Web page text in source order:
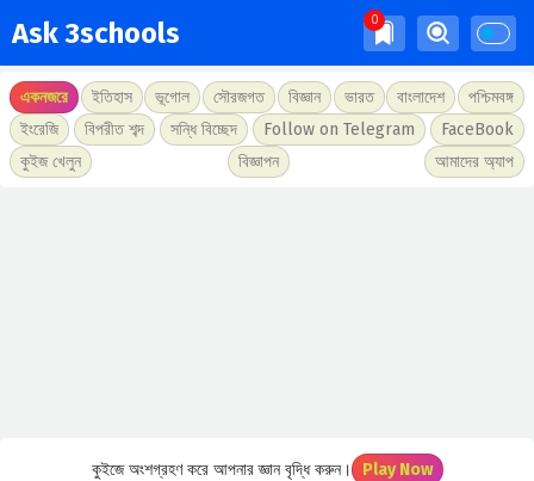
Ask 3schools
একনজরে ইতিহাস ভূগোল সৌরজগত বিজ্ঞান ভারত বাংলাদেশ
পশ্চিমবঙ্গ
ইংরেজি
বিপরীত শব্দ সন্ধি বিচ্ছেদ Follow on Telegram
FaceBook
কুইজ খেলুন
বিজ্ঞাপন আমাদের অ্যাপ
কুইজে অংশগ্রহণ করে আপনার জ্ঞান বৃদ্ধি করুন। Play Now